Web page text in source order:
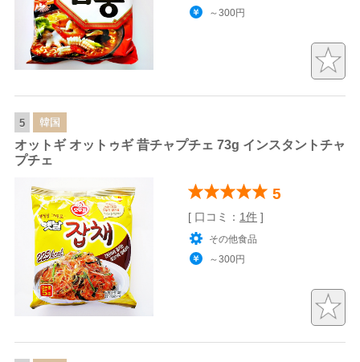
～300円
5 韓国
オットギ オットゥギ 昔チャプチェ 73g インスタントチャ
プチェ
5
[ 口コミ： 1件 ]
その他食品
～300円